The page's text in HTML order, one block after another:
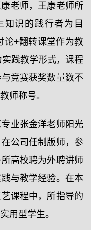
老师，王康老师所
知识的践行者为目
论+翻转课堂作为教
践教学形式，课程
竞赛获奖数量数不
师称号。
业张金洋老师阳光
公司任制版师，参
高校聘为外聘讲师
与教学经验。在本
课程中，所指导的
用型学生。